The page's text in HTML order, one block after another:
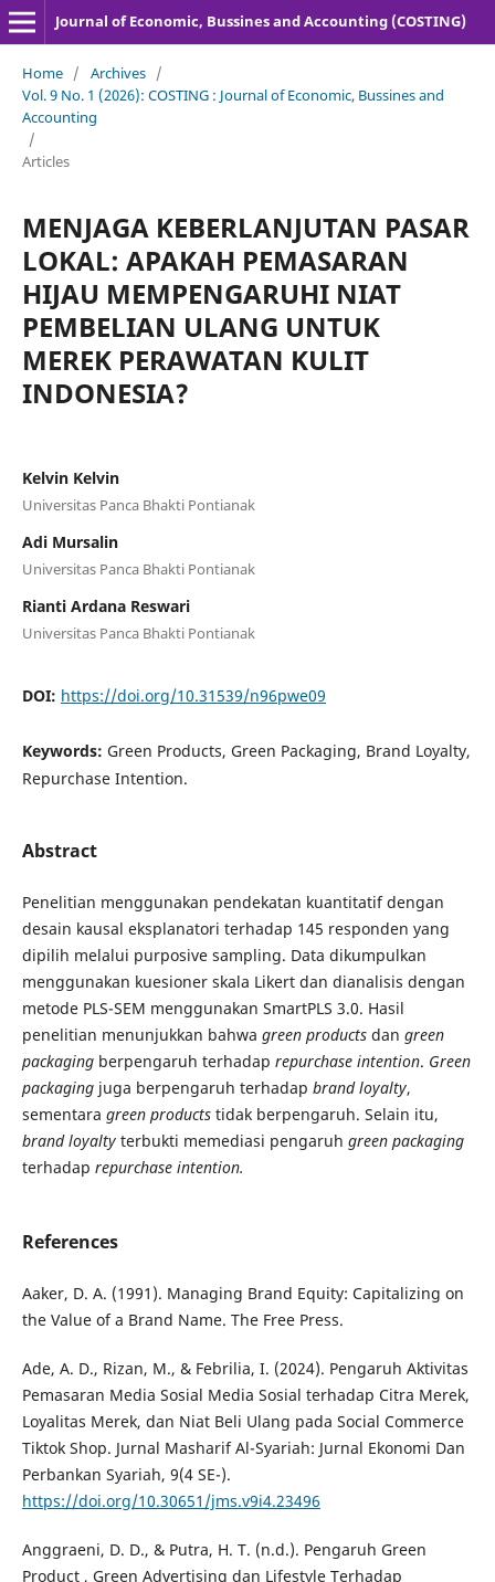
Journal of Economic, Bussines and Accounting (COSTING)
Home / Archives /
Vol. 9 No. 1 (2026): COSTING : Journal of Economic, Bussines and
Accounting
/
Articles
MENJAGA KEBERLANJUTAN PASAR
LOKAL: APAKAH PEMASARAN
HIJAU MEMPENGARUHI NIAT
PEMBELIAN ULANG UNTUK
MEREK PERAWATAN KULIT
INDONESIA?
Kelvin Kelvin
Universitas Panca Bhakti Pontianak
Adi Mursalin
Universitas Panca Bhakti Pontianak
Rianti Ardana Reswari
Universitas Panca Bhakti Pontianak
DOI: https://doi.org/10.31539/n96pwe09
Keywords: Green Products, Green Packaging, Brand Loyalty,
Repurchase Intention.
Abstract
Penelitian menggunakan pendekatan kuantitatif dengan
desain kausal eksplanatori terhadap 145 responden yang
dipilih melalui purposive sampling. Data dikumpulkan
menggunakan kuesioner skala Likert dan dianalisis dengan
metode PLS-SEM menggunakan SmartPLS 3.0. Hasil
penelitian menunjukkan bahwa green productsdan green
packagingberpengaruh terhadap repurchase intention. Green
packagingjuga berpengaruh terhadap brand loyalty,
sementara green productstidak berpengaruh. Selain itu,
brand loyaltyterbukti memediasi pengaruh green packaging
terhadap repurchase intention.
References
Aaker, D. A. (1991). Managing Brand Equity: Capitalizing on
the Value of a Brand Name. The Free Press.
Ade, A. D., Rizan, M., & Febrilia, I. (2024). Pengaruh Aktivitas
Pemasaran Media Sosial Media Sosial terhadap Citra Merek,
Loyalitas Merek, dan Niat Beli Ulang pada Social Commerce
Tiktok Shop. Jurnal Masharif Al-Syariah: Jurnal Ekonomi Dan
Perbankan Syariah, 9(4 SE-).
https://doi.org/10.30651/jms.v9i4.23496
Anggraeni, D. D., & Putra, H. T. (n.d.). Pengaruh Green
Product , Green Advertising dan Lifestyle Terhadap